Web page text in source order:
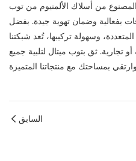
من أسلاك الألمنيوم من توب
بفعالية وضمان تهوية جيدة. بفضل
وسهولة تركيبها، تُعد شبكتنا
تجارية. ثق بتوب ميتال لتلبية جميع
السابق